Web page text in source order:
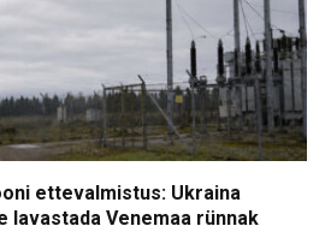
ettevalmistus: Ukraina
lavastada Venemaa rünnak